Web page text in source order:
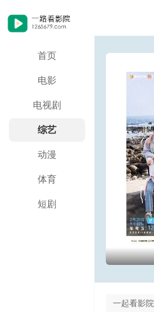
首页
电影
电视剧
综艺
动漫
体育
短剧
一起看影院